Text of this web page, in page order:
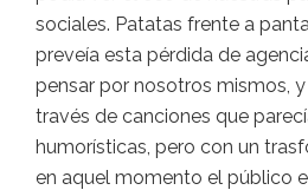
sociales. Patatas frente a
preveía esta pérdida de
pensar por nosotros mismos,
través de canciones que
humorísticas, pero con un
en aquel momento el público